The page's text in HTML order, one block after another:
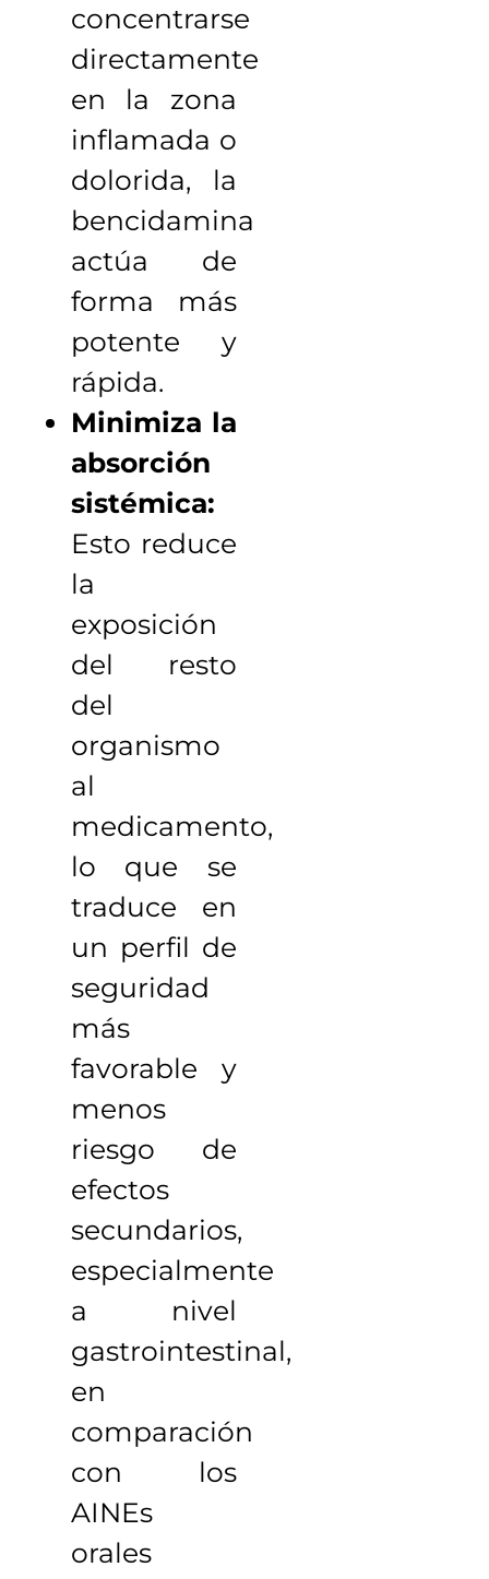
concentrarse
directamente
en la zona
inflamada o
dolorida, la
bencidamina
actúa de
forma más
potente y
rápida.
Minimiza la
absorción
sistémica:
Esto reduce
la
exposición
del resto
del
organismo
al
medicamento,
lo que se
traduce en
un perfil de
seguridad
más
favorable y
menos
riesgo de
efectos
secundarios,
especialmente
a nivel
gastrointestinal,
en
comparación
con los
AINEs
orales